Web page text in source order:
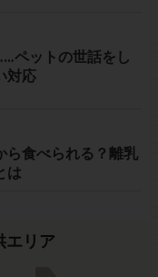
ペットの世話をし
対応
ら食べられる？離乳
は
エリア